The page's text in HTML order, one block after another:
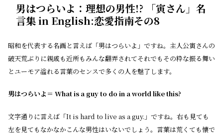
男はつらいよ：理想の男性!? 「寅さん」名
言集 in English:恋愛指南その8
昭和を代表する名画と言えば「男はつらいよ」ですね。主人公寅さんの
破天荒ぶりに親戚も近所もみんな翻弄されてそれでもその粋な振る舞い
とユーモア溢れる言葉のセンスで多くの人を魅了します。
男はつらいよ＝ What is a guy to do in a world like this?
文字通りに言えば「It is hard to live as a guy.」ですね。右も見ても
左を見てもなかなかこんな男性はいないでしょう。言葉は荒くても懐で